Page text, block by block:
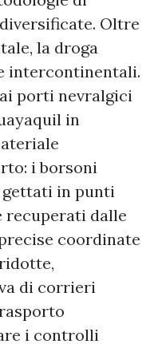
Oltre
la droga
intercontinentali.
porti nevralgici
in
i borsoni
gettati in punti
recuperati dalle
coordinate
di corrieri
i controlli